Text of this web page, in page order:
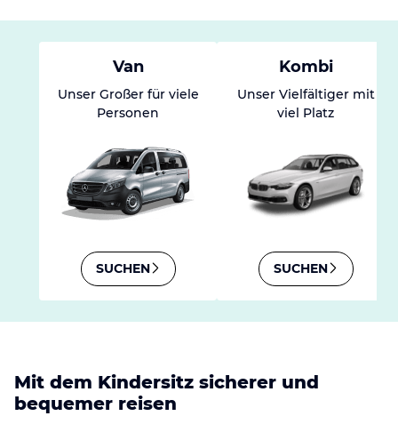
Van
Unser Großer für viele
Personen
SUCHEN
Kombi
Unser Vielfältiger mit
viel Platz
SUCHEN
Mit dem Kindersitz sicherer und
bequemer reisen